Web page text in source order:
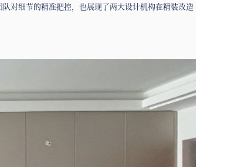
对细节的精准把控，也展现了两大设计机构在精装改造